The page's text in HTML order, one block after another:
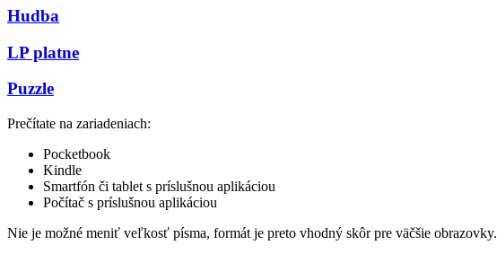
Hudba
LP platne
Puzzle
Prečítate na zariadeniach:
Pocketbook
Kindle
Smartfón či tablet s príslušnou aplikáciou
Počítač s príslušnou aplikáciou
Nie je možné meniť veľkosť písma, formát je preto vhodný skôr pre väčšie obrazovky.